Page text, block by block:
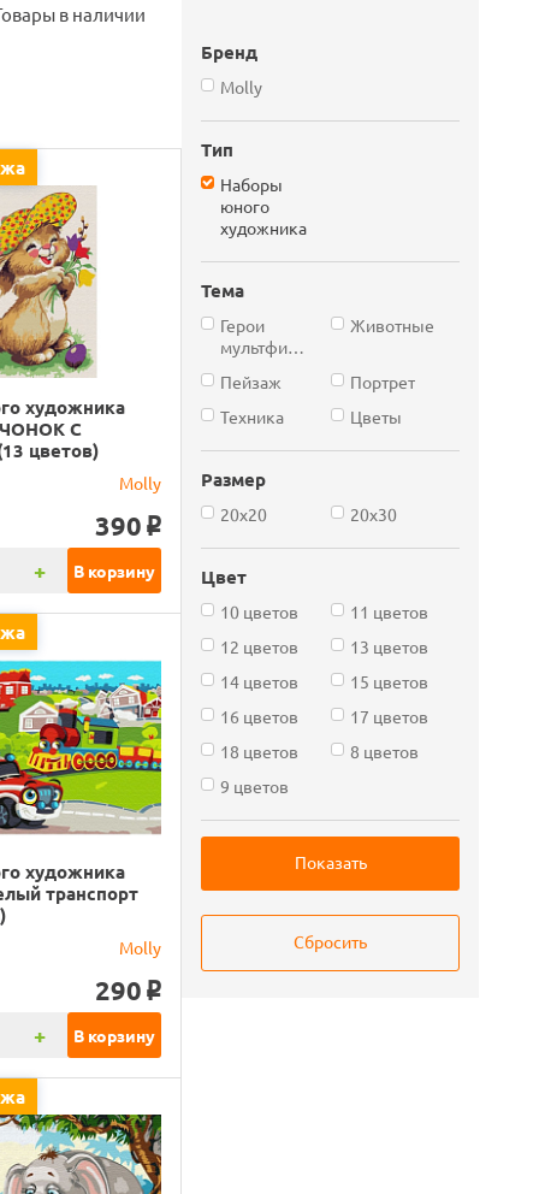
Бренд
Molly
Тип
Наборы
юного
художника
Тема
Герои
мультфильмов
Животные
Пейзаж
Портрет
Техника
Цветы
Размер
20х20 20х30
Цвет
10 цветов
11 цветов
12 цветов
13 цветов
14 цветов
15 цветов
16 цветов
17 цветов
18 цветов
8 цветов
9 цветов
в наличии
художника
С
цветов)
Molly
390 o
+ В корзину
художника
транспорт
Molly
290 o
+ В корзину